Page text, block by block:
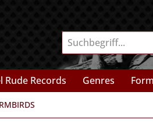
Rude Records Genres